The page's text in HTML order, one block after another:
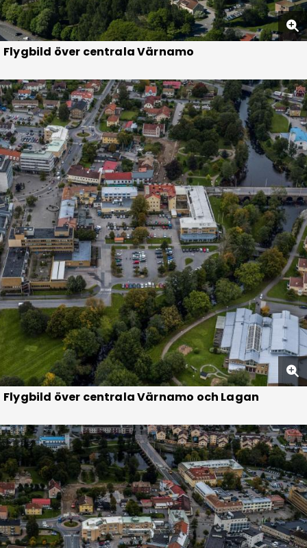
Flygbild över centrala Värnamo
Flygbild över centrala Värnamo och Lagan